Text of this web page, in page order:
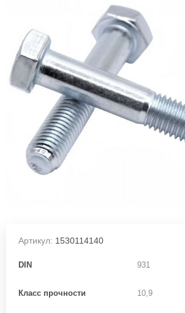
Артикул: 1530114140
DIN 931
Класс прочности 10,9